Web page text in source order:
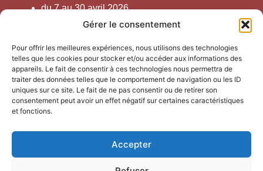
Gérer le consentement
Pour offrir les meilleures expériences, nous utilisons des technologies
telles que les cookies pour stocker et/ou accéder aux informations des
appareils. Le fait de consentir à ces technologies nous permettra de
traiter des données telles que le comportement de navigation ou les ID
uniques sur ce site. Le fait de ne pas consentir ou de retirer son
consentement peut avoir un effet négatif sur certaines caractéristiques
et fonctions.
Accepter
du 7 au 30 avril 2026
du 1er juin au 30 septembre 2026
Horaires d’ouverture au public :
Du 1er septembre au 30 juin 2026 (hors juillet et août)
du lundi au vendredi de 9h50 à 12h30 et de
Du 1er juillet au 31 août 2026